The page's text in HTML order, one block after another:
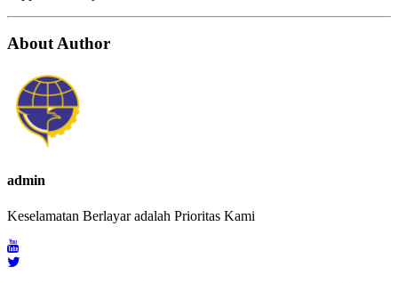
About Author
admin
Keselamatan Berlayar adalah Prioritas Kami